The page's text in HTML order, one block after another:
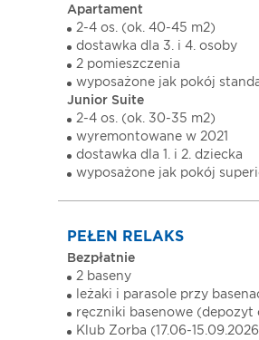
Apartament
2-4 os. (ok. 40-45 m2)
dostawka dla 3. i 4. osoby
2 pomieszczenia
wyposażone jak pokój
Junior Suite
2-4 os. (ok. 30-35 m2)
wyremontowane w 2021
dostawka dla 1. i 2. dziecka
wyposażone jak pokój
PEŁEN RELAKS
Bezpłatnie
2 baseny
leżaki i parasole przy
ręczniki basenowe (depozyt
Klub Zorba (17.06-